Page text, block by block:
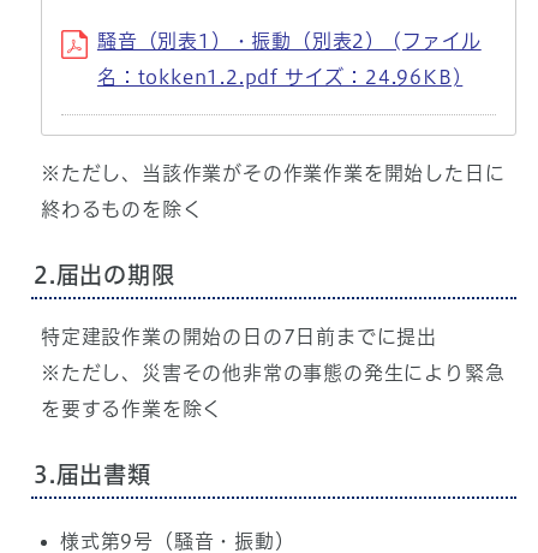
騒音（別表1）・振動（別表2） (ファイル
名：tokken1.2.pdf サイズ：24.96KB)
※ただし、当該作業がその作業作業を開始した日に
終わるものを除く
2.届出の期限
特定建設作業の開始の日の7日前までに提出
※ただし、災害その他非常の事態の発生により緊急
を要する作業を除く
3.届出書類
様式第9号（騒音・振動）